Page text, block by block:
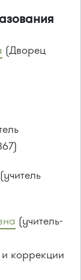
(Дворец
(учитель
(учитель-
коррекции